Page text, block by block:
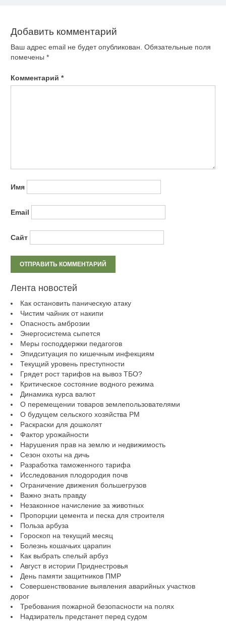
Добавить комментарий
Ваш адрес email не будет опубликован. Обязательные поля
помечены *
Комментарий *
Имя
Email
Сайт
Лента новостей
Как остановить паническую атаку
Чистим чайник от накипи
Опасность амброзии
Энергосистема сыпется
Меры господдержки педагогов
Эпидситуация по кишечным инфекциям
Текущий уровень преступности
Грядет рост тарифов на вывоз ТБО?
Критическое состояние водного режима
Динамика курса валют
О перемещении товаров землепользователями
О будущем сельского хозяйства РМ
Раскраски для дошколят
Фактор урожайности
Нарушения прав на землю и недвижимость
Сезон охоты на дичь
Разработка таможенного тарифа
Исследования плодородия почв
Ограничение движения большегрузов
Важно знать правду
Незаконное начисление за животных
Пропорции цемента и песка для строителя
Польза арбуза
Гороскоп на текущий месяц
Болезнь кошачьих царапин
Как выбрать спелый арбуз
Август в истории Приднестровья
День памяти защитников ПМР
Совершенствование выявления аварийных участков
дорог
Требования пожарной безопасности на полях
Надзиратель предстанет перед судом